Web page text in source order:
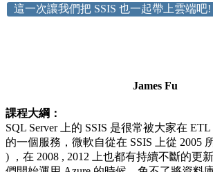
這一次讓我們把 SSIS 也一起帶上雲端吧!
James Fu
課程大綱：
SQL Server 上的 SSIS 是很常被大家在
的一個服務，微軟自從在 SSIS 上從 2005
) ，在 2008 , 2012 上也都有持續不斷的更